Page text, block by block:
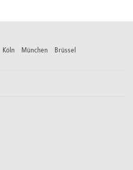
München Brüssel